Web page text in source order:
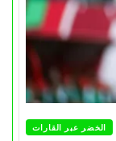
الخضر عبر القارات